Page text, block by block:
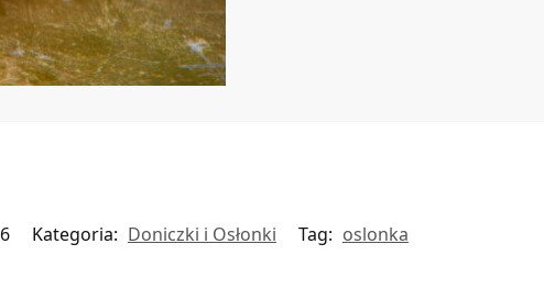
Kategoria: Doniczki i Osłonki Tag: oslonka